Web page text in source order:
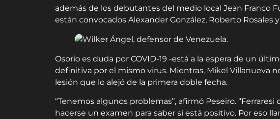
además de los debutantes del medio local Jean Franco
están convocados Alexander González, Roberto Rosales
Osorio es duda por COVID-19 -está a la espera de un
definitiva por el mismo virus. Mientras, Mikel Villanueva
lesión que lo alejó de la primera doble fecha.
“Tenemos algunos problemas”, afirmó Peseiro. “Ferraresi
hacerse un examen para saber si está positivo. Por eso